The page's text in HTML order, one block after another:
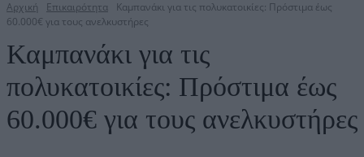
Αρχική Επικαιρότητα
Καμπανάκι για τις πολυκατοικίες: Πρόστιμα έως
60.000€ για τους ανελκυστήρες
Καμπανάκι για τις
πολυκατοικίες: Πρόστιμα έως
60.000€ για τους ανελκυστήρες